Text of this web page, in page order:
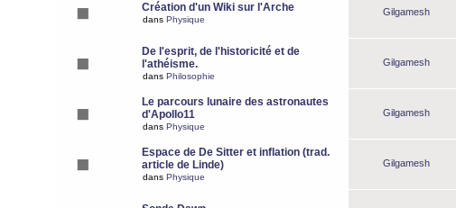
Création d'un Wiki sur l'Arche
dans Physique
Gilgamesh
De l'esprit, de l'historicité et de
l'athéisme.
dans Philosophie
Gilgamesh
Le parcours lunaire des astronautes
d'Apollo11
dans Physique
Gilgamesh
Espace de De Sitter et inflation (trad.
article de Linde)
dans Physique
Gilgamesh